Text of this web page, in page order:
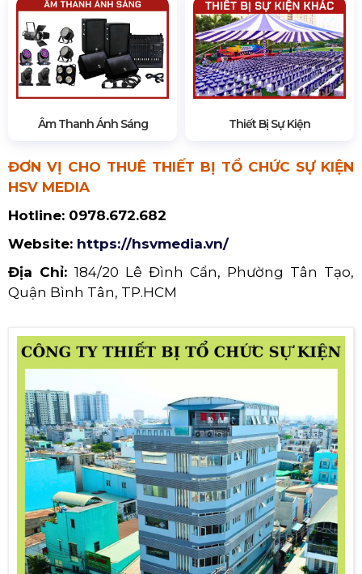
Âm Thanh Ánh Sáng Thiết Bị Sự Kiện
ĐƠN VỊ CHO THUÊ THIẾT BỊ TỔ CHỨC SỰ KIỆN
HSV MEDIA
Hotline: 0978.672.682
Website: https://hsvmedia.vn/
Địa Chỉ: 184/20 Lê Đình Cẩn, Phường Tân Tạo,
Quận Bình Tân, TP.HCM